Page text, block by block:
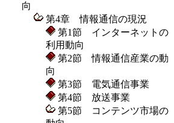
向
第4章 情報通信の現況
第1節 インターネットの
利用動向
第2節 情報通信産業の動
向
第3節 電気通信事業
第4節 放送事業
第5節 コンテンツ市場の